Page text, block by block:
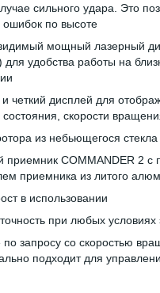
сильного удара. Это
ошибок по высоте
мощный лазерный
для удобства работы на
четкий дисплей для
состояния, скорости
из небьющегося стекла
приемник COMMANDER 2 с
приемника из литого
в использовании
при любых условиях
по запросу со скоростью
подходит для